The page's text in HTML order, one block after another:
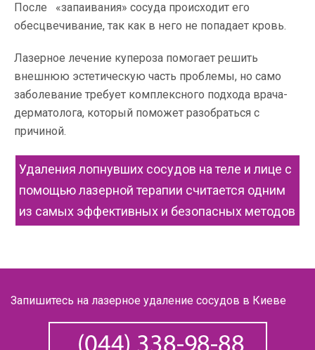
После «запаивания» сосуда происходит его
обесцвечивание, так как в него не попадает кровь.
Лазерное лечение купероза помогает решить
внешнюю эстетическую часть проблемы, но само
заболевание требует комплексного подхода врача-
дерматолога, который поможет разобраться с
причиной.
Удаления лопнувших сосудов на теле и лице с
помощью лазерной терапии считается одним
из самых эффективных и безопасных методов
Запишитесь на лазерное удаление сосудов в Киеве